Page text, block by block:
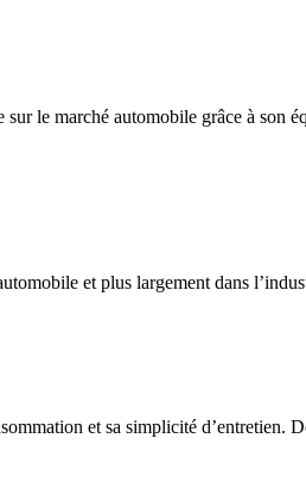
le marché automobile grâce à
et plus largement dans
et sa simplicité d’entretien.